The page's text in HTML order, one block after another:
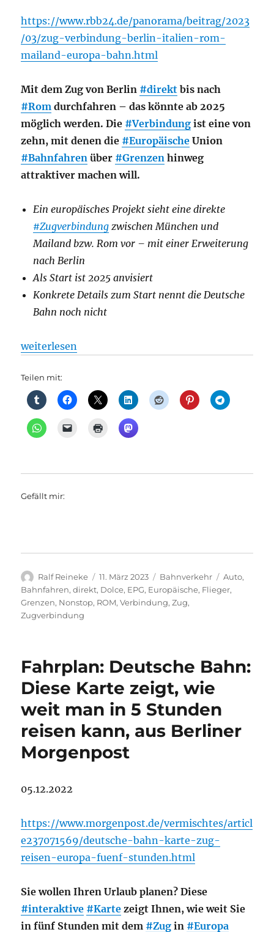
https://www.rbb24.de/panorama/beitrag/2023
/03/zug-verbindung-berlin-italien-rom-
mailand-europa-bahn.html
Mit dem Zug von Berlin #direkt bis nach
#Rom durchfahren – das könnte ab 2025
möglich werden. Die #Verbindung ist eine von
zehn, mit denen die #Europäische Union
#Bahnfahren über #Grenzen hinweg
attraktiver machen will.
Ein europäisches Projekt sieht eine direkte
#Zugverbindung zwischen München und
Mailand bzw. Rom vor – mit einer Erweiterung
nach Berlin
Als Start ist 2025 anvisiert
Konkrete Details zum Start nennt die Deutsche
Bahn noch nicht
„Bahnverkehr: Dolce Vita mit dem Zug, EU will
weiterlesen
Teilen mit:
Gefällt mir:
Autor
Ralf Reineke
Veröffentlicht
am
11. März 2023 Kategorien
Bahnverkehr Auto,
Bahnfahren,direkt, Dolce, EPG, Europäische, Flieger,
Grenzen, Nonstop, ROM,Verbindung,Zug,
Zugverbindung
Fahrplan: Deutsche Bahn:
Diese Karte zeigt, wie
weit man in 5 Stunden
reisen kann, aus Berliner
Morgenpost
05.12.2022
https://www.morgenpost.de/vermischtes/articl
e237071569/deutsche-bahn-karte-zug-
reisen-europa-fuenf-stunden.html
Sie wollen Ihren Urlaub planen? Diese
#interaktive #Karte zeigt Ihnen, wie weit Sie
in fünf Stunden mit dem #Zug in #Europa